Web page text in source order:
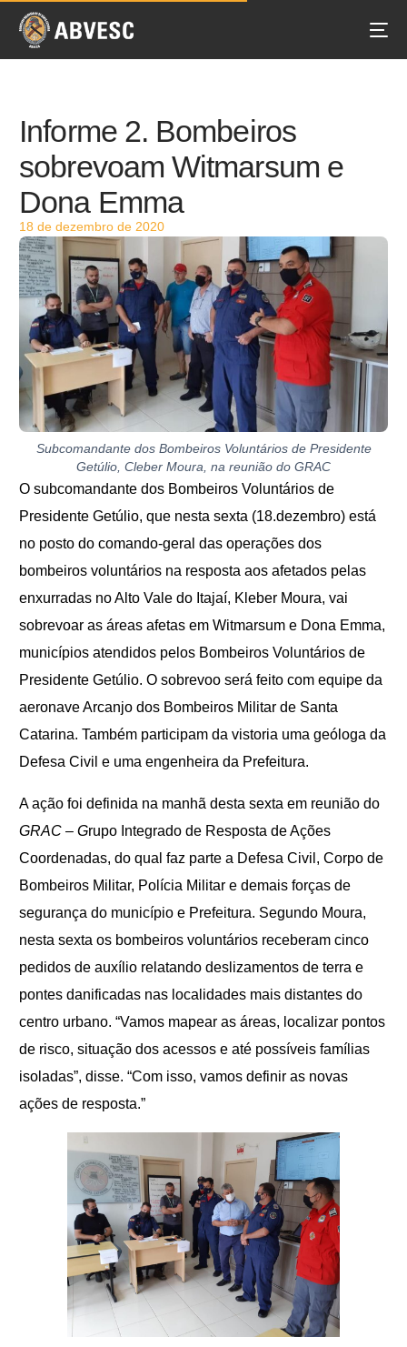
Informe 2. Bombeiros
sobrevoam Witmarsum e
Dona Emma
18 de dezembro de 2020
Subcomandante dos Bombeiros Voluntários de Presidente
Getúlio, Cleber Moura, na reunião do GRAC
O subcomandante dos Bombeiros Voluntários de
Presidente Getúlio, que nesta sexta (18.dezembro) está
no postodo comando-geral das operações dos
bombeiros voluntários na resposta aos afetados pelas
enxurradas no Alto Vale do Itajaí, Kleber Moura, vai
sobrevoar as áreas afetas em Witmarsum e Dona Emma,
municípios atendidos pelos Bombeiros Voluntários de
Presidente Getúlio. O sobrevoo será feito com equipe da
aeronave Arcanjo dos Bombeiros Militar de Santa
Catarina. Também participam da vistoria uma geóloga da
Defesa Civil e uma engenheira da Prefeitura.
A ação foi definida na manhã desta sexta em reunião do
GRAC – Grupo Integrado de Resposta de Ações
Coordenadas,do qual faz partea Defesa Civil, Corpo de
Bombeiros Militar, Polícia Militar e demais forças de
segurança do município e Prefeitura. Segundo Moura,
nesta sexta os bombeiros voluntários receberam cinco
pedidos de auxílio relatando deslizamentos de terra e
pontes danificadas nas localidades mais distantes do
centro urbano. “Vamos mapear as áreas, localizar pontos
de risco, situação dos acessos e até possíveis famílias
isoladas”, disse. “Com isso, vamos definir as novas
ações de resposta.”